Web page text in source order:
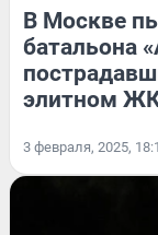
В Москве
батальона
элитном
3 февраля, 2025,